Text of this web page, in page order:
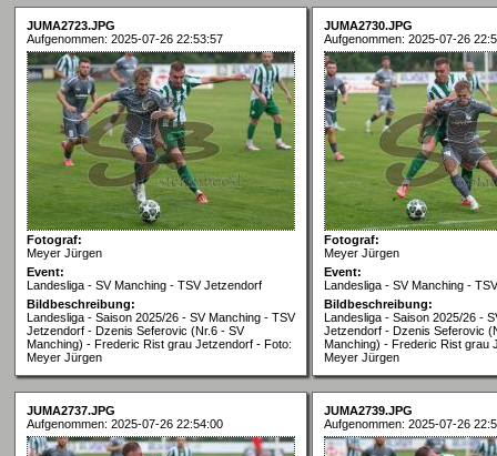
JUMA2723.JPG
Aufgenommen: 2025-07-26 22:53:57
Fotograf:
Meyer Jürgen
Event:
Landesliga - SV Manching - TSV Jetzendorf
Bildbeschreibung:
Landesliga - Saison 2025/26 - SV Manching - TSV
Jetzendorf - Dzenis Seferovic (Nr.6 - SV
Manching) - Frederic Rist grau Jetzendorf - Foto:
Meyer Jürgen
JUMA2730.JPG
Aufgenommen: 2025-07-26
Fotograf:
Meyer Jürgen
Event:
Landesliga - SV Manching -
Bildbeschreibung:
Landesliga - Saison 2025/26 -
Jetzendorf - Dzenis Seferovic
Manching) - Frederic Rist grau
Meyer Jürgen
JUMA2737.JPG
Aufgenommen: 2025-07-26 22:54:00
JUMA2739.JPG
Aufgenommen: 2025-07-26